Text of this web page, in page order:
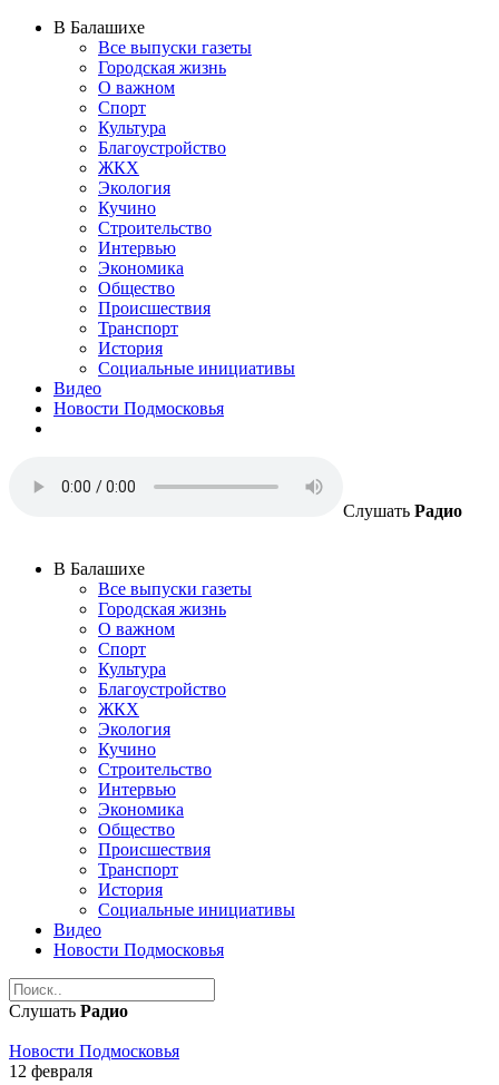
В Балашихе
Все выпуски газеты
Городская жизнь
О важном
Спорт
Культура
Благоустройство
ЖКХ
Экология
Кучино
Строительство
Интервью
Экономика
Общество
Происшествия
Транспорт
История
Социальные инициативы
Видео
Новости Подмосковья
Слушать Радио
В Балашихе
Все выпуски газеты
Городская жизнь
О важном
Спорт
Культура
Благоустройство
ЖКХ
Экология
Кучино
Строительство
Интервью
Экономика
Общество
Происшествия
Транспорт
История
Социальные инициативы
Видео
Новости Подмосковья
Слушать Радио
Новости Подмосковья
12 февраля